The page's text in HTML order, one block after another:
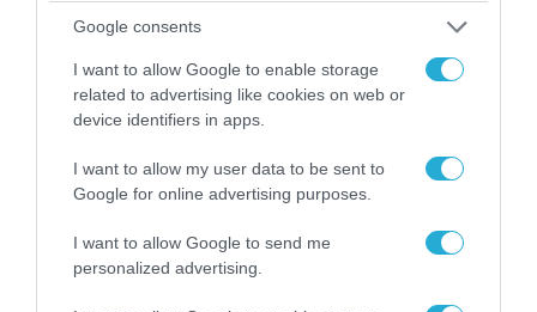
Google consents
I want to allow Google to enable storage
related to advertising like cookies on web or
device identifiers in apps.
I want to allow my user data to be sent to
Google for online advertising purposes.
I want to allow Google to send me
personalized advertising.
07.08.2026 | 19:02
Απετράπη το εγχείρημα Ουκρανών για
μετά της προσπάθειάς τους (βίντεο)